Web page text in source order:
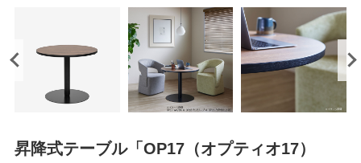
昇降式テーブル「OP17（オプティオ17）